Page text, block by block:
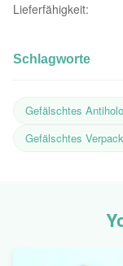
Lieferfähigkeit:
Schlagworte
Gefälschtes
Gefälschtes